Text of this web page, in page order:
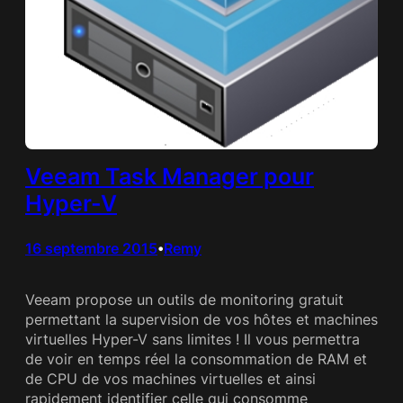
Veeam Task Manager pour
Hyper-V
16 septembre 2015•Remy
Veeam propose un outils de monitoring gratuit
permettant la supervision de vos hôtes et machines
virtuelles Hyper-V sans limites ! Il vous permettra
de voir en temps réel la consommation de RAM et
de CPU de vos machines virtuelles et ainsi
rapidement identifier celle qui consomme